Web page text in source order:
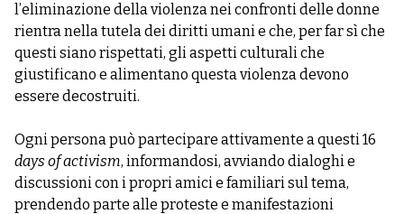
l’eliminazione della violenza nei confronti delle donne
rientra nella tutela dei diritti umani e che, per far sì che
questi siano rispettati, gli aspetti culturali che
giustificano e alimentano questa violenza devono
essere decostruiti.
Ogni persona può partecipare attivamente a questi 16
days of activism, informandosi, avviando dialoghi e
discussioni con i propri amici e familiari sul tema,
prendendo parte alle proteste e manifestazioni